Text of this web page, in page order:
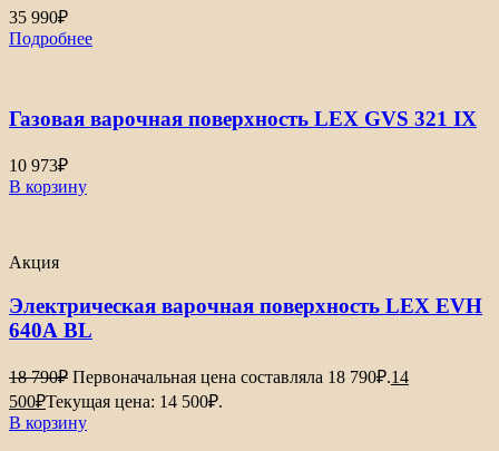
35 990₽
Подробнее
Газовая варочная поверхность LEX GVS 321 IX
10 973₽
В корзину
Акция
Электрическая варочная поверхность LEX EVH
640А BL
18 790₽ Первоначальная цена составляла 18 790₽.14
500₽Текущая цена: 14 500₽.
В корзину